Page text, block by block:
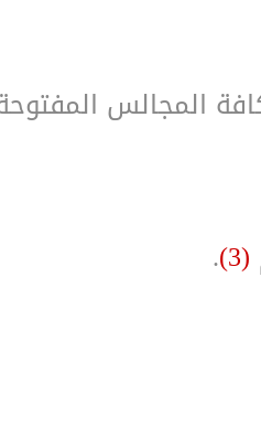
المجالس
(3)
.